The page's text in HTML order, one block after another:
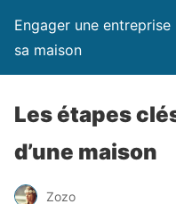
Engager une
sa maison
Les étapes
d’une maison
Zozo